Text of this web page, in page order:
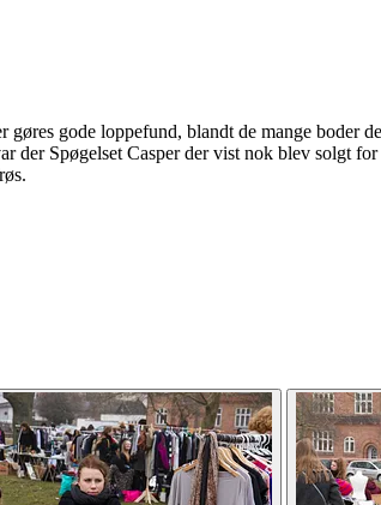
gode loppefund, blandt de mange
Spøgelset Casper der vist nok blev solgt